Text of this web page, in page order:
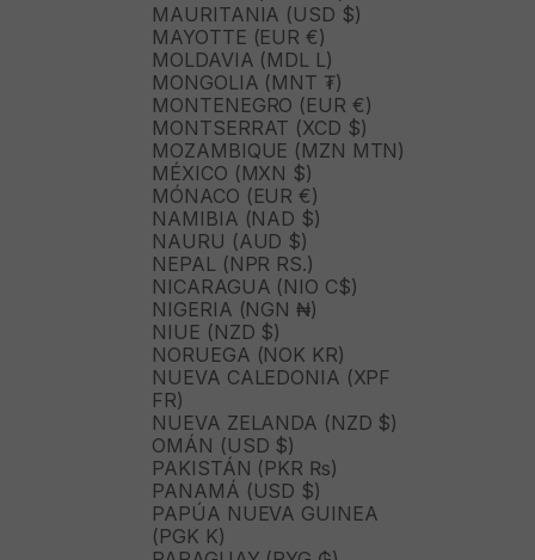
MAURITANIA (USD $)
MAYOTTE (EUR €)
MOLDAVIA (MDL L)
MONGOLIA (MNT ₮)
MONTENEGRO (EUR €)
MONTSERRAT (XCD $)
MOZAMBIQUE (MZN MTN)
MÉXICO (MXN $)
MÓNACO (EUR €)
NAMIBIA (NAD $)
NAURU (AUD $)
NEPAL (NPR RS.)
NICARAGUA (NIO C$)
NIGERIA (NGN ₦)
NIUE (NZD $)
NORUEGA (NOK KR)
NUEVA CALEDONIA (XPF
FR)
NUEVA ZELANDA (NZD $)
OMÁN (USD $)
PAKISTÁN (PKR ₨)
PANAMÁ (USD $)
PAPÚA NUEVA GUINEA
(PGK K)